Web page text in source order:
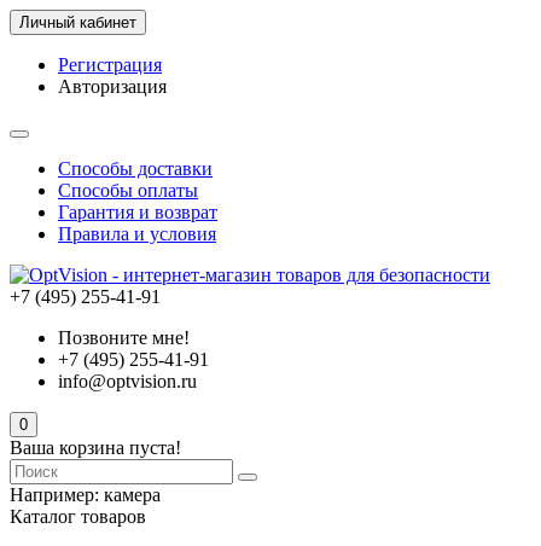
Личный кабинет
Регистрация
Авторизация
Способы доставки
Способы оплаты
Гарантия и возврат
Правила и условия
+7 (495) 255-41-91
Позвоните мне!
+7 (495) 255-41-91
info@optvision.ru
0
Ваша корзина пуста!
Например: камера
Каталог товаров